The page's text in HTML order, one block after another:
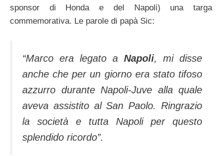
sponsor di Honda e del Napoli) una targa
commemorativa. Le parole di papà Sic:
“Marco era legato a Napoli, mi disse
anche che per un giorno era stato tifoso
azzurro durante Napoli-Juve alla quale
aveva assistito al San Paolo. Ringrazio
la società e tutta Napoli per questo
splendido ricordo”.